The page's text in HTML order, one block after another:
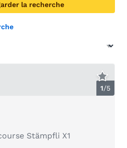
la recherche
1/5
Stämpfli X1